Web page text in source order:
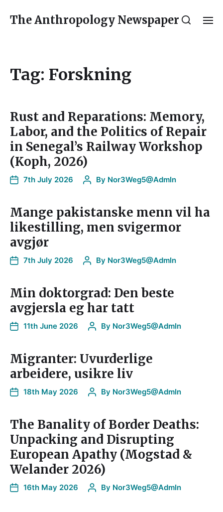
The Anthropology Newspaper
Tag: Forskning
Rust and Reparations: Memory,
Labor, and the Politics of Repair
in Senegal’s Railway Workshop
(Koph, 2026)
7th July 2026 By Nor3Weg5@AdmIn
Mange pakistanske menn vil ha
likestilling, men svigermor
avgjør
7th July 2026 By Nor3Weg5@AdmIn
Min doktorgrad: Den beste
avgjersla eg har tatt
11th June 2026 By Nor3Weg5@AdmIn
Migranter: Uvurderlige
arbeidere, usikre liv
18th May 2026 By Nor3Weg5@AdmIn
The Banality of Border Deaths:
Unpacking and Disrupting
European Apathy (Mogstad &
Welander 2026)
16th May 2026 By Nor3Weg5@AdmIn